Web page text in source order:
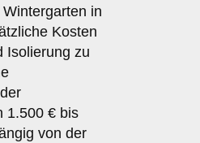
in
Kosten
Isolierung zu
1.500 € bis
von der